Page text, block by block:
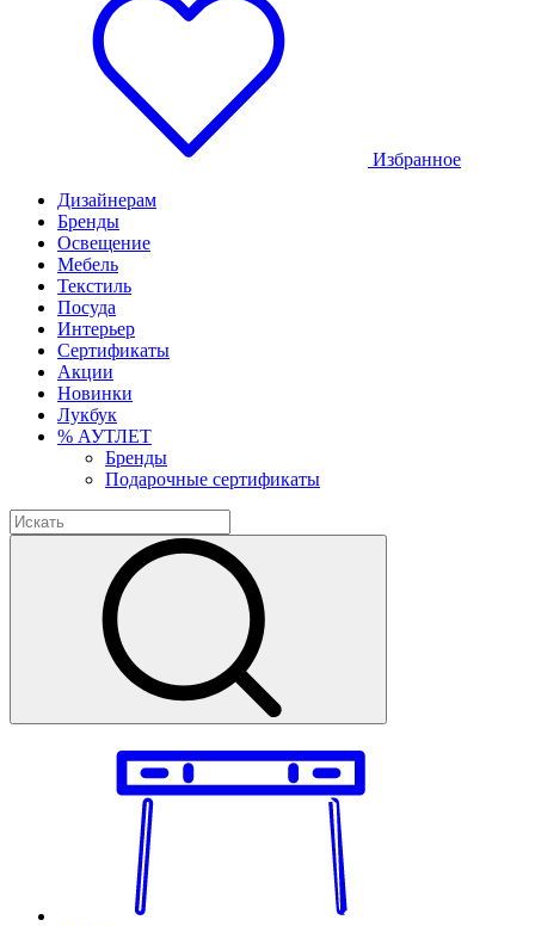
Избранное
Дизайнерам
Бренды
Освещение
Мебель
Текстиль
Посуда
Интерьер
Сертификаты
Акции
Новинки
Лукбук
% АУТЛЕТ
Бренды
Подарочные сертификаты